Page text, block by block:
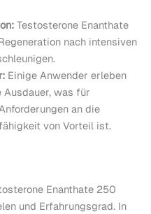
Testosterone Enanthate
nach intensiven
Einige Anwender erleben
was für
an die
von Vorteil ist.
Enanthate 250
und Erfahrungsgrad. In